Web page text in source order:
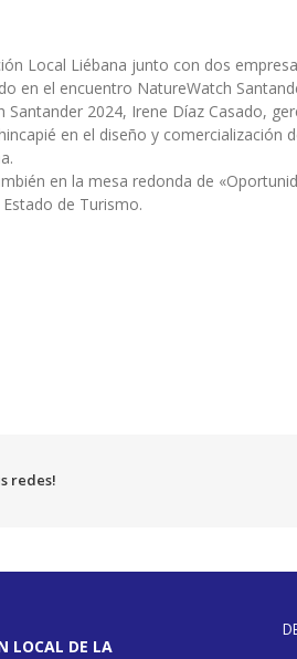
Local Liébana junto con dos
en el encuentro NatureWatch
2024, Irene Díaz Casado,
en el diseño y comercialización
en la mesa redonda de
de Turismo.
redes!
LOCAL DE LA